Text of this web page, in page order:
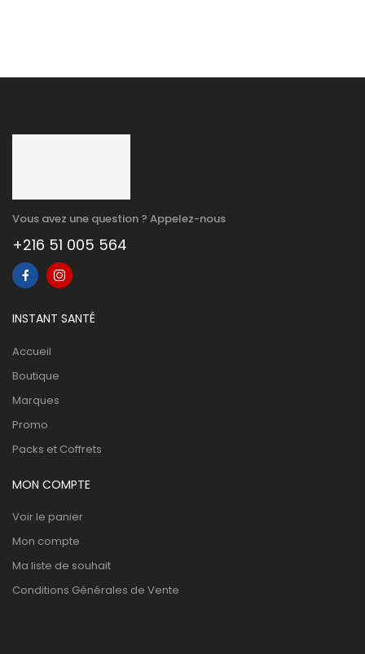
Vous avez une question ? Appelez-nous
+216 51 005 564
INSTANT SANTÉ
Accueil
Boutique
Marques
Promo
Packs et Coffrets
MON COMPTE
Voir le panier
Mon compte
Ma liste de souhait
Conditions Générales de Vente